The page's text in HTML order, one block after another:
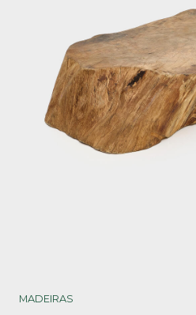
MADEIRAS